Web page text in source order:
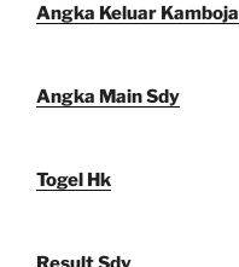
Angka Keluar Kamboja
Angka Main Sdy
Togel Hk